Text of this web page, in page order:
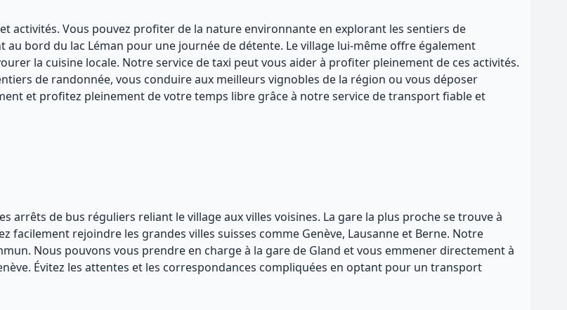
activités. Vous pouvez profiter de la nature environnante en explorant les sentiers de
bord du lac Léman pour une journée de détente. Le village lui-même offre également
la cuisine locale. Notre service de taxi peut vous aider à profiter pleinement de ces activités.
de randonnée, vous conduire aux meilleurs vignobles de la région ou vous déposer
et profitez pleinement de votre temps libre grâce à notre service de transport fiable et
arrêts de bus réguliers reliant le village aux villes voisines. La gare la plus proche se trouve à
facilement rejoindre les grandes villes suisses comme Genève, Lausanne et Berne. Notre
Nous pouvons vous prendre en charge à la gare de Gland et vous emmener directement à
Évitez les attentes et les correspondances compliquées en optant pour un transport